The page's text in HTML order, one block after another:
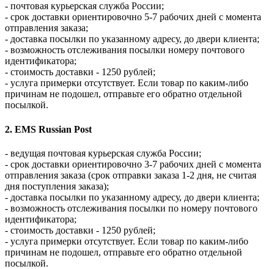
- почтовая курьерская служба России;
- срок доставки ориентировочно 5-7 рабочих дней с момента
отправления заказа;
- доставка посылки по указанному адресу, до двери клиента;
- возможность отслеживания посылки номеру почтового
идентификатора;
- стоимость доставки - 1250 рублей;
- услуга примерки отсутствует. Если товар по каким-либо
причинам не подошел, отправьте его обратно отдельной
посылкой.
2. EMS Russian Post
- ведущая почтовая курьерская служба России;
- срок доставки ориентировочно 3-7 рабочих дней с момента
отправления заказа (срок отправки заказа 1-2 дня, не считая
дня поступления заказа);
- доставка посылки по указанному адресу, до двери клиента;
- возможность отслеживания посылки по номеру почтового
идентификатора;
- стоимость доставки - 1250 рублей;
- услуга примерки отсутствует. Если товар по каким-либо
причинам не подошел, отправьте его обратно отдельной
посылкой.